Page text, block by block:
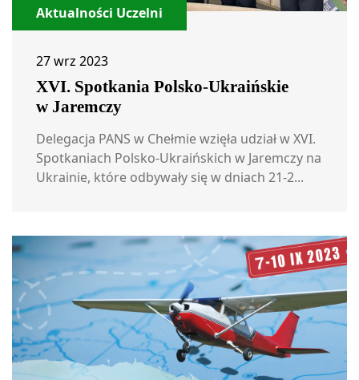
Aktualności Uczelni
27 wrz 2023
XVI. Spotkania Polsko-Ukraińskie
w Jaremczy
Delegacja PANS w Chełmie wzięła udział w XVI.
Spotkaniach Polsko-Ukraińskich w Jaremczy na
Ukrainie, które odbywały się w dniach 21-2...